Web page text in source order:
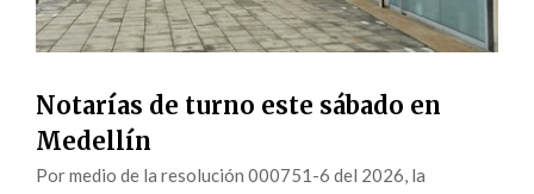
Notarías de turno este sábado en
Medellín
Por medio de la resolución 000751-6 del 2026, la